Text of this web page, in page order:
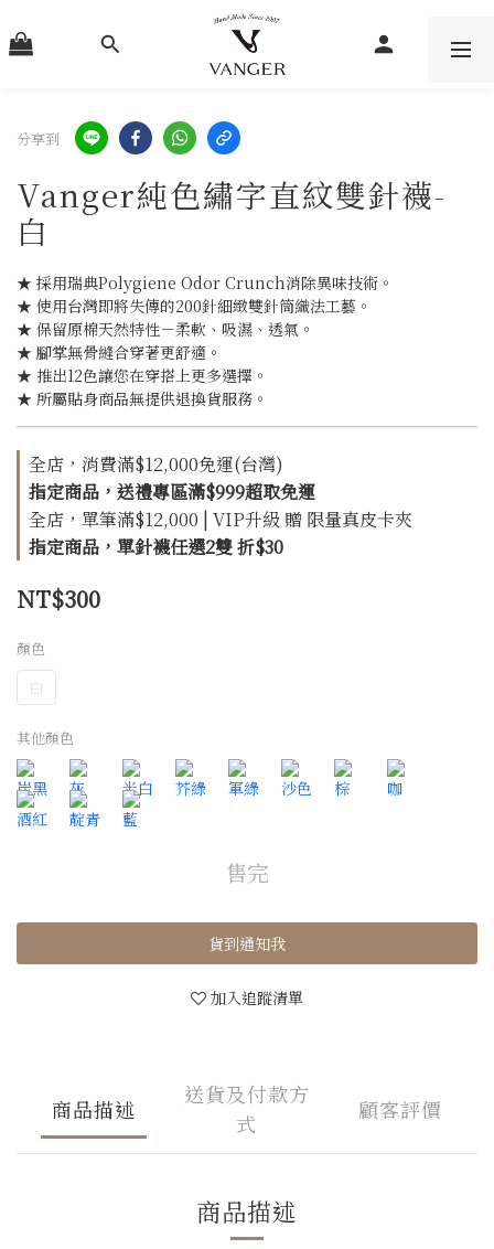
分享到
Vanger純色繡字直紋雙針襪-
白
★ 採用瑞典Polygiene Odor Crunch消除異味技術。
★ 使用台灣即將失傳的200針細緻雙針筒織法工藝。
★ 保留原棉天然特性－柔軟、吸濕、透氣。
★ 腳掌無骨縫合穿著更舒適。
★ 推出12色讓您在穿搭上更多選擇。
★ 所屬貼身商品無提供退換貨服務。
全店，消費滿$12,000免運(台灣)
指定商品，送禮專區滿$999超取免運
全店，單筆滿$12,000 | VIP升級 贈 限量真皮卡夾
指定商品，單針襪任選2雙 折$30
NT$300
顏色
白
其他顏色
售完
貨到通知我
加入追蹤清單
商品描述
送貨及付款方
式
顧客評價
商品描述